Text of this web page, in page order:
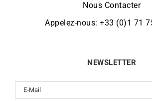
Nous Contacter
Appelez-nous: +33 (0)1 71
NEWSLETTER